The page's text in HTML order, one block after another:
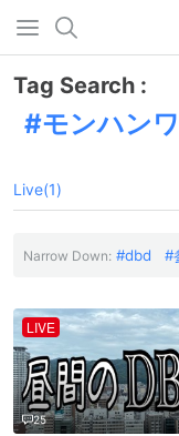
Tag Search :
モンハン
Live(1)
Narrow Down: dbd
LIVE
25